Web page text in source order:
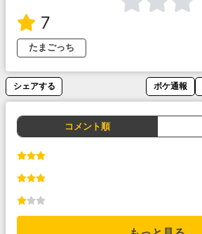
7
たまごっち
シェアする ボケ通報
コメント順